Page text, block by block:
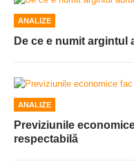
ANALIZE
De ce e numit argintul
ANALIZE
Previziunile
respectabilă